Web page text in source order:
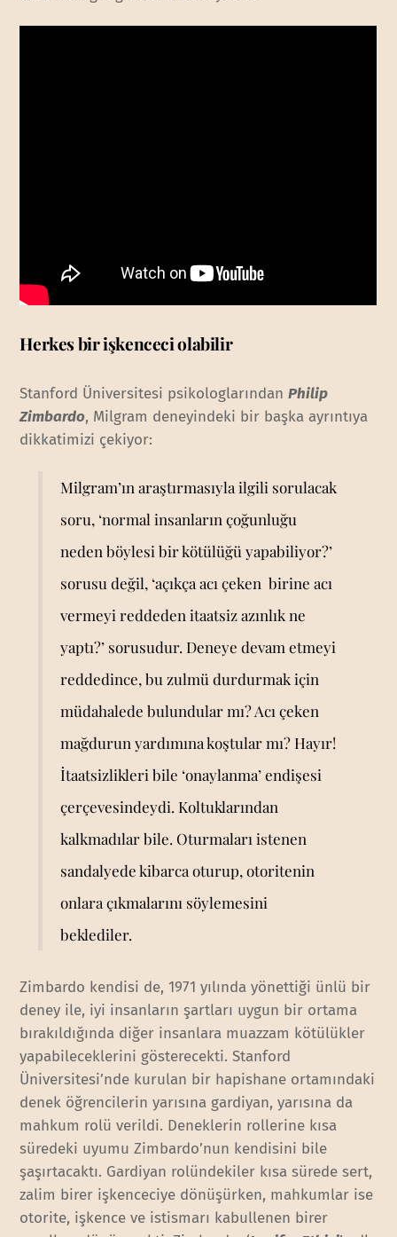
Herkes bir işkenceci olabilir
Stanford Üniversitesi psikologlarındanPhilip
Zimbardo, Milgram deneyindeki bir başka ayrıntıya
dikkatimizi çekiyor:
Milgram’ın araştırmasıyla ilgili sorulacak
soru, ‘normal insanların çoğunluğu
neden böylesi bir kötülüğü yapabiliyor?’
sorusu değil, ‘açıkça acı çeken birine acı
vermeyi reddeden itaatsiz azınlık ne
yaptı?’ sorusudur. Deneye devam etmeyi
reddedince, bu zulmü durdurmak için
müdahalede bulundular mı? Acı çeken
mağdurun yardımına koştular mı? Hayır!
İtaatsizlikleri bile ‘onaylanma’ endişesi
çerçevesindeydi. Koltuklarından
kalkmadılar bile. Oturmaları istenen
sandalyede kibarca oturup, otoritenin
onlara çıkmalarını söylemesini
beklediler.
Zimbardo kendisi de, 1971 yılında yönettiği ünlü bir
deney ile, iyi insanların şartları uygun bir ortama
bırakıldığında diğer insanlara muazzam kötülükler
yapabileceklerini gösterecekti. Stanford
Üniversitesi’nde kurulan bir hapishane ortamındaki
denek öğrencilerin yarısına gardiyan, yarısına da
mahkum rolü verildi. Deneklerin rollerine kısa
süredeki uyumu Zimbardo’nun kendisini bile
şaşırtacaktı. Gardiyan rolündekiler kısa sürede sert,
zalim birer işkenceciye dönüşürken, mahkumlar ise
otorite, işkence ve istismarı kabullenen birer